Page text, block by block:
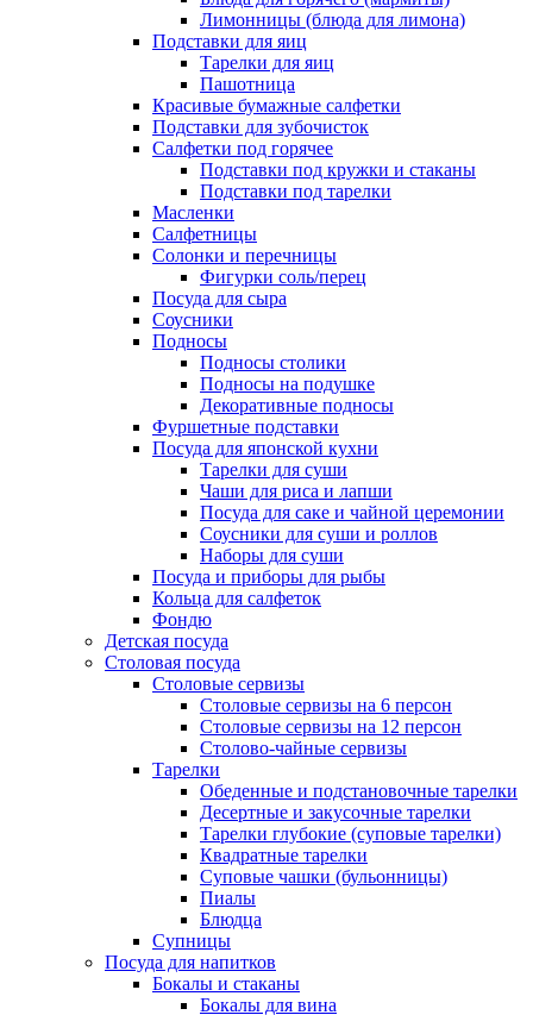
Лимонницы (блюда для лимона)
Подставки для яиц
Тарелки для яиц
Пашотница
Красивые бумажные салфетки
Подставки для зубочисток
Салфетки под горячее
Подставки под кружки и стаканы
Подставки под тарелки
Масленки
Салфетницы
Солонки и перечницы
Фигурки соль/перец
Посуда для сыра
Соусники
Подносы
Подносы столики
Подносы на подушке
Декоративные подносы
Фуршетные подставки
Посуда для японской кухни
Тарелки для суши
Чаши для риса и лапши
Посуда для саке и чайной церемонии
Соусники для суши и роллов
Наборы для суши
Посуда и приборы для рыбы
Кольца для салфеток
Фондю
Детская посуда
Столовая посуда
Столовые сервизы
Столовые сервизы на 6 персон
Столовые сервизы на 12 персон
Столово-чайные сервизы
Тарелки
Обеденные и подстановочные тарелки
Десертные и закусочные тарелки
Тарелки глубокие (суповые тарелки)
Квадратные тарелки
Суповые чашки (бульонницы)
Пиалы
Блюдца
Супницы
Посуда для напитков
Бокалы и стаканы
Бокалы для вина